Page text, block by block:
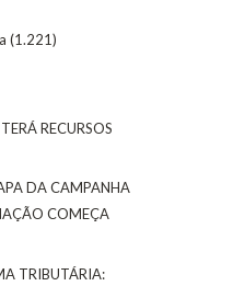
(1.221)
RECURSOS
DA CAMPANHA
COMEÇA
TRIBUTÁRIA: